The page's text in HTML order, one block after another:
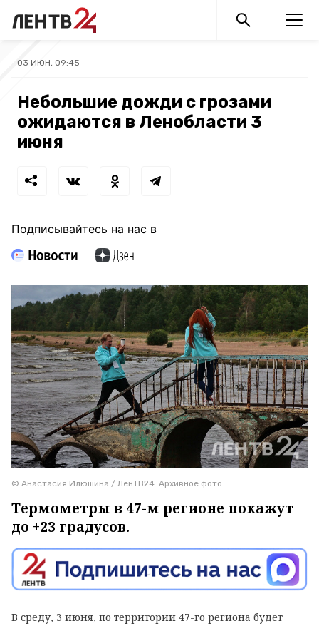
03 ИЮН, 09:45
Небольшие дожди с грозами
ожидаются в Ленобласти 3
июня
Подписывайтесь на нас в
© Анастасия Илюшина / ЛенТВ24. Архивное фото
Термометры в 47-м регионе покажут
до +23 градусов.
В среду, 3 июня, по территории 47-го региона будет